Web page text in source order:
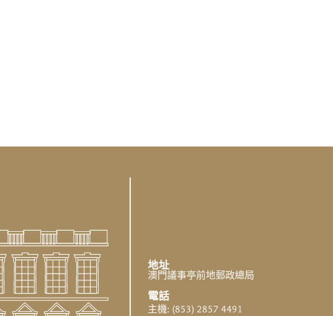
地址
澳門議事亭前地郵政總局
電話
主機: (853) 2857 4491